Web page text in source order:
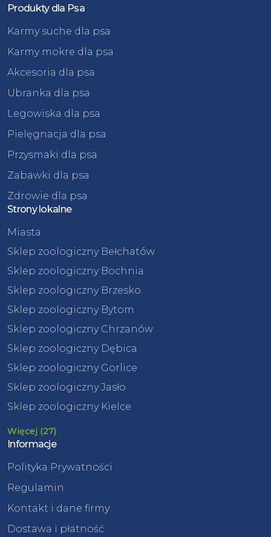
Produkty dla Psa
Karmy suche dla psa
Karmy mokre dla psa
Akcesoria dla psa
Ubranka dla psa
Legowiska dla psa
Pielęgnacja dla psa
Przysmaki dla psa
Zabawki dla psa
Zdrowie dla psa
Strony lokalne
Miasta
Sklep zoologiczny Bełchatów
Sklep zoologiczny Bochnia
Sklep zoologiczny Brzesko
Sklep zoologiczny Bytom
Sklep zoologiczny Chrzanów
Sklep zoologiczny Dębica
Sklep zoologiczny Gorlice
Sklep zoologiczny Jasło
Sklep zoologiczny Kielce
Więcej (27)
Informacje
Polityka Prywatności
Regulamin
Kontakt i dane firmy
Dostawa i płatność